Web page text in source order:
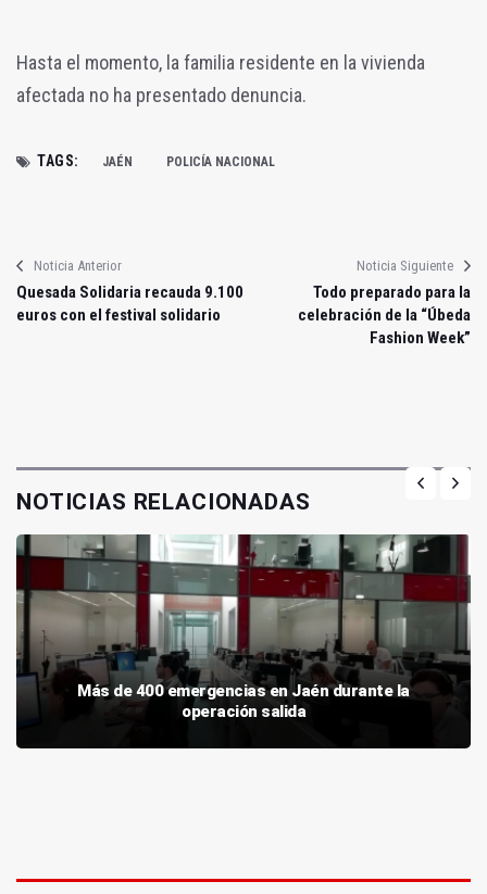
Hasta el momento, la familia residente en la vivienda
afectada no ha presentado denuncia.
TAGS: JAÉN POLICÍA NACIONAL
Noticia Anterior
Quesada Solidaria recauda 9.100
euros con el festival solidario
Noticia Siguiente
Todo preparado para la
celebración de la “Úbeda
Fashion Week”
NOTICIAS RELACIONADAS
Más de 400 emergencias en Jaén durante la
operación salida